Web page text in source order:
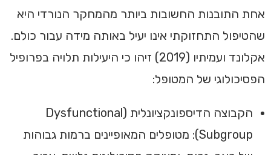
אחת התובנות החשובות ביותר מהמחקר הנורדי היא
שהטיפול התחזוקתי אינו יעיל באותה מידה עבור כולם.
אקלונד ועמיתיו (2019) זיהו כי היעילות תלויה בפרופיל
הפסיכולוגי של המטופל:
הקבוצה הדיספונקציונלית (Dysfunctional
Subgroup): מטופלים המאופיינים ברמות גבוהות